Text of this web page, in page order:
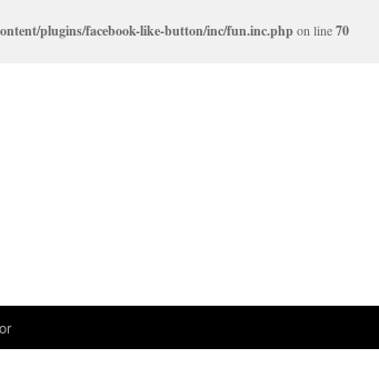
plugins/facebook-like-button/inc/fun.inc.phpon line70